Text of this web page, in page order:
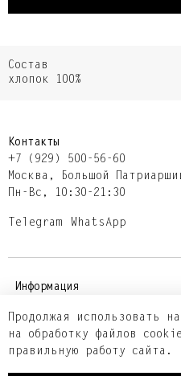
Состав
хлопок 100%
Информация
Контакты
+7 (929) 500-56-60
Москва,​ Большой
Пн-Вс, 10:30-21:30
Telegram WhatsApp
Продолжая использовать
на обработку файлов
правильную работу сайта.